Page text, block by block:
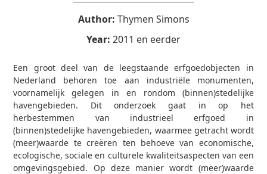
Author: Thymen Simons
Year: 2011 en eerder
Een groot deel van de leegstaande erfgoedobjecten in
Nederland behoren toe aan industriële monumenten,
voornamelijk gelegen in en rondom (binnen)stedelijke
havengebieden. Dit onderzoek gaat in op het
herbestemmen van industrieel erfgoed in
(binnen)stedelijke havengebieden, waarmee getracht wordt
(meer)waarde te creëren ten behoeve van economische,
ecologische, sociale en culturele kwaliteitsaspecten van een
omgevingsgebied. Op deze manier wordt (meer)waarde